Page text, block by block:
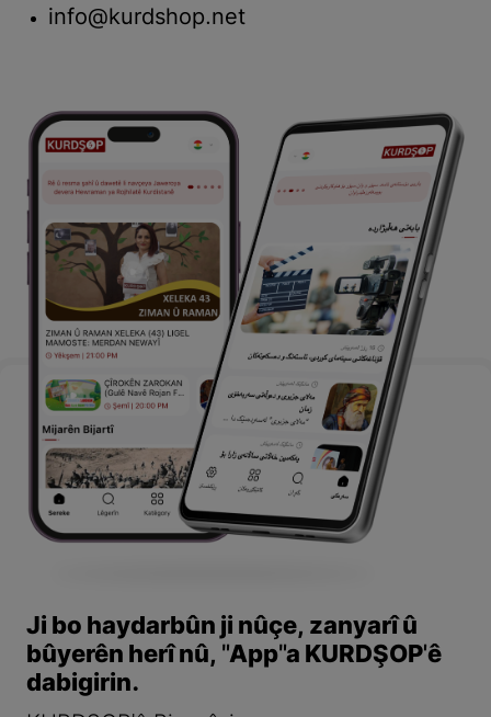
info@kurdshop.net
Ji bo haydarbûn ji nûçe, zanyarî û
bûyerên herî nû, "App"a KURDŞOP'ê
dabigirin.